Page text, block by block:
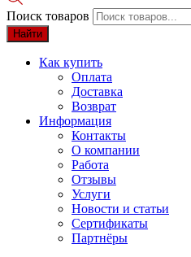
Поиск товаров
Найти
Как купить
Оплата
Доставка
Возврат
Информация
Контакты
О компании
Работа
Отзывы
Услуги
Новости и статьи
Сертификаты
Партнёры